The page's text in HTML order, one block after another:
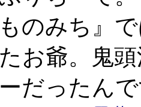
のみち』
お爺。鬼
だったん